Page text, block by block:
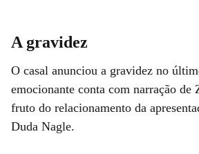
A gravidez
O casal anunciou a gravidez no
emocionante conta com narração de
fruto do relacionamento da
Duda Nagle.